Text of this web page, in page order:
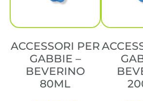
ACCESSORI PER
GABBIE –
BEVERINO
80ML